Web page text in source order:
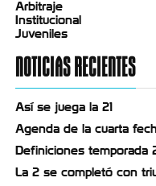
Arbitraje
Institucional
Juveniles
NOTICIAS RECIENTES
Así se juega la 21
Agenda de la cuarta
Definiciones temporada
La 2 se completó con